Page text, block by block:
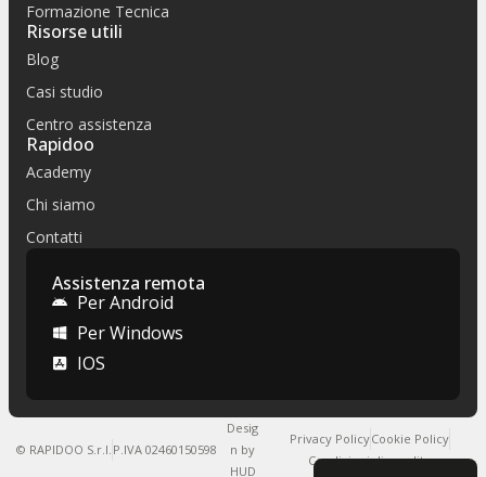
Formazione Tecnica
Risorse utili
Blog
Casi studio
Centro assistenza
Rapidoo
Academy
Chi siamo
Contatti
Assistenza remota
Per Android
Per Windows
IOS
© RAPIDOO S.r.l. P.IVA 02460150598
Desig
n by
HUD
Privacy PolicyCookie Policy
Condizioni di vendita